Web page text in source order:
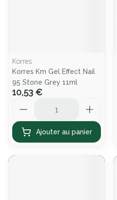
Korres
Korres Km Gel Effect Nail
95 Stone Grey 11ml
10,53 €
Ajouter au panier